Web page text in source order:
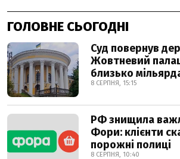
ГОЛОВНЕ СЬОГОДНІ
Суд повернув
Жовтневий
близько
8 СЕРПНЯ, 15:15
РФ знищила
Фори: клієнти
порожні полиці
8 СЕРПНЯ, 10:40